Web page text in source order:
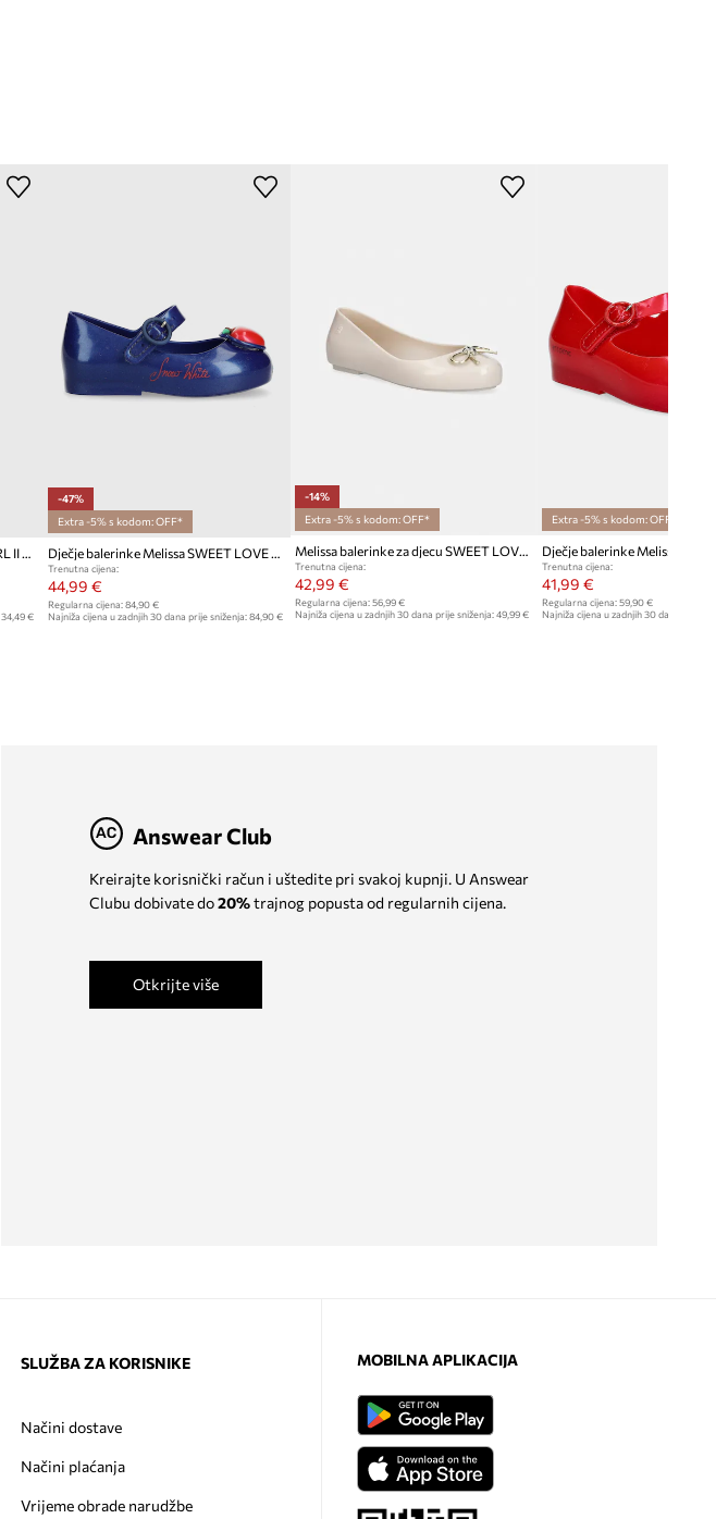
Dječje balerinke Melissa ULTRAGIRL II SP
34,49 €
-47%
Extra -5% s kodom: OFF*
Dječje balerinke Melissa SWEET LOVE DISNEY
Trenutna cijena:
44,99 €
Regularna cijena: 84,90 €
Najniža cijena u zadnjih 30 dana prije sniženja: 84,90 €
-14%
Extra -5% s kodom: OFF*
Melissa balerinke za djecu SWEET LOVE CHROME INF
Trenutna cijena:
42,99 €
Regularna cijena:56,99 €
Najniža cijena u zadnjih 30 dana prije sniženja:49,99 €
Extra -5% s kodom: OFF*
Trenutna cijena:
41,99 €
Regularna cijena: 59,90 €
Najniža cijena u zadnjih 30 dana prije
Answear Club
Kreirajte korisnički račun i uštedite pri svakoj kupnji. U Answear
Clubu dobivate do20%trajnog popusta od regularnih cijena.
Otkrijte više
SLUŽBA ZA KORISNIKE
Načini dostave
Načini plaćanja
Vrijeme obrade narudžbe
MOBILNA APLIKACIJA